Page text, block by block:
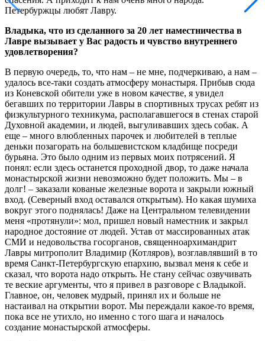
Петербуржцы любят Лавру.
Владыка, что из сделанного за 20 лет наместничества в
Лавре вызывает у Вас радость и чувство внутреннего
удовлетворения?
В первую очередь, то, что нам – не мне, подчеркиваю, а нам –
удалось все-таки создать атмосферу монастыря. Прибыв сюда
из Коневской обители уже в новом качестве, я увидел
бегавших по территории Лавры в спортивных трусах ребят из
физкультурного техникума, располагавшегося в стенах старой
Духовной академии, и людей, выгуливавших здесь собак. А
еще – много влюбленных парочек и любителей в теплые
деньки позагорать на большевистском кладбище посреди
бурьяна. Это было одним из первых моих потрясений. Я
понял: если здесь останется проходной двор, то даже начала
монастырской жизни невозможно будет положить. Мы – в
долг! – заказали кованые железные ворота и закрыли южный
вход. (Северный вход оставался открытым). Но какая шумиха
вокруг этого поднялась! Даже на Центральном телевидении
меня «протянули»: мол, пришел новый наместник и закрыл
народное достояние от людей. Устав от массированных атак
СМИ и недовольства госорганов, священноархимандрит
Лавры митрополит Владимир (Котляров), возглавлявший в то
время Санкт-Петербургскую епархию, вызвал меня к себе и
сказал, что ворота надо открыть. Не стану сейчас озвучивать
те веские аргументы, что я привел в разговоре с Владыкой.
Главное, он, человек мудрый, принял их и больше не
настаивал на открытии ворот. Мы переждали какое-то время,
пока все не утихло, но именно с того шага и началось
создание монастырской атмосферы.